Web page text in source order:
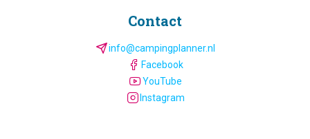
Contact
info@campingplanner.nl
Facebook
YouTube
Instagram